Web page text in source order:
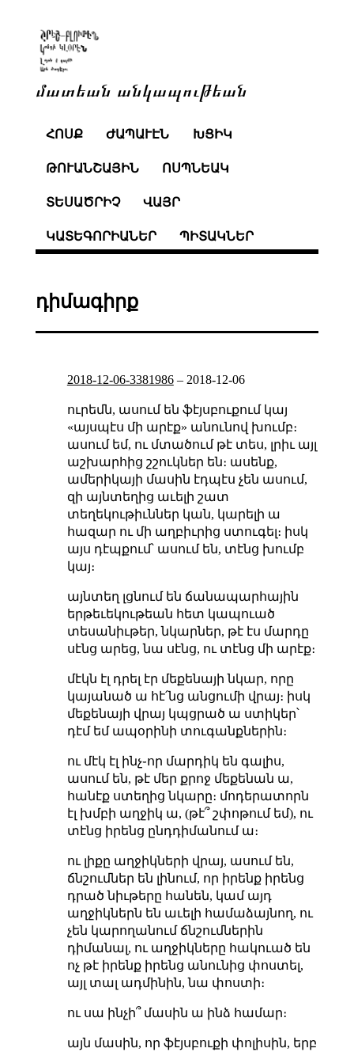
մատեան անկապութեան
ՀՈՍՔ ԺԱՊԱՒԷՆ ԽՑԻԿ
ԹՈՒԱՆՇԱՅԻՆ ՈՍՊՆԵԱԿ
ՏԵՍԱԾՐԻՉ ՎԱՅՐ
ԿԱՏԵԳՈՐԻԱՆԵՐ ՊԻՏԱԿՆԵՐ
դիմագիրք
2018-12-06-3381986– 2018-12-06
ուրեմն, ասում են ֆէյսբուքում կայ
«այսպէս մի արէք» անունով խումբ։
ասում եմ, ու մտածում թէ տես, լրիւ այլ
աշխարհից շշուկներ են։ ասենք,
ամերիկայի մասին էդպէս չեն ասում,
զի այնտեղից աւելի շատ
տեղեկութիւններ կան, կարելի ա
հազար ու մի աղբիւրից ստուգել։ իսկ
այս դէպքում՝ ասում են, տէնց խումբ
կայ։
այնտեղ լցնում են ճանապարհային
երթեւեկութեան հետ կապուած
տեսանիւթեր, նկարներ, թէ էս մարդը
սէնց արեց, նա սէնց, ու տէնց մի արէք։
մէկն էլ դրել էր մեքենայի նկար, որը
կայանած ա հէ՛նց անցումի վրայ։ իսկ
մեքենայի վրայ կպցրած ա ստիկեր՝
դէմ եմ ապօրինի տուգանքներին։
ու մէկ էլ ինչ֊որ մարդիկ են գալիս,
ասում են, թէ մեր քրոջ մեքենան ա,
հանէք ստեղից նկարը։ մոդերատորն
էլ խմբի աղջիկ ա, (թէ՞ շփոթում եմ), ու
տէնց իրենց ընդդիմանում ա։
ու լիքը աղջիկների վրայ, ասում են,
ճնշումներ են լինում, որ իրենք իրենց
դրած նիւթերը հանեն, կամ այդ
աղջիկներն են աւելի համաձայնող, ու
չեն կարողանում ճնշումներին
դիմանալ, ու աղջիկները հակուած են
ոչ թէ իրենք իրենց անունից փոստել,
այլ տալ ադմինին, նա փոստի։
ու սա ինչի՞ մասին ա ինձ համար։
այն մասին, որ ֆէյսբուքի փոլիսին, երբ